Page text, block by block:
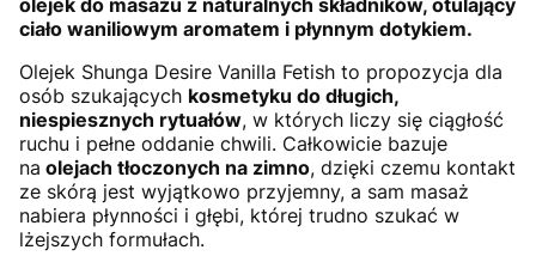
ciało waniliowym aromatem i płynnym dotykiem.
Olejek Shunga Desire Vanilla Fetish to propozycja dla
osób szukających kosmetyku do długich,
niespiesznych rytuałów, w których liczy się ciągłość
ruchu i pełne oddanie chwili. Całkowicie bazuje
na olejach tłoczonych na zimno, dzięki czemu kontakt
ze skórą jest wyjątkowo przyjemny, a sam masaż
nabiera płynności i głębi, której trudno szukać w
lżejszych formułach.